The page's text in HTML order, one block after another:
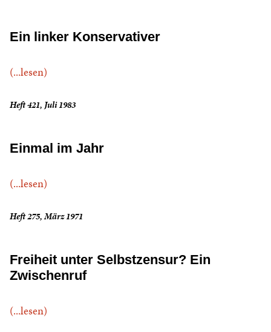
Ein linker Konservativer
(...lesen)
Heft 421, Juli 1983
Einmal im Jahr
(...lesen)
Heft 275, März 1971
Freiheit unter Selbstzensur? Ein
Zwischenruf
(...lesen)